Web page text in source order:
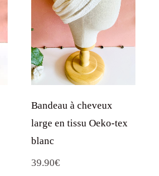
Bandeau à cheveux
large en tissu Oeko-tex
blanc
39.90€